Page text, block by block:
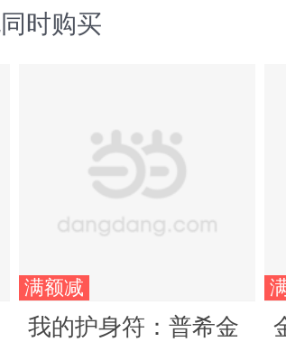
时购买
满额减
我的护身符：普希金